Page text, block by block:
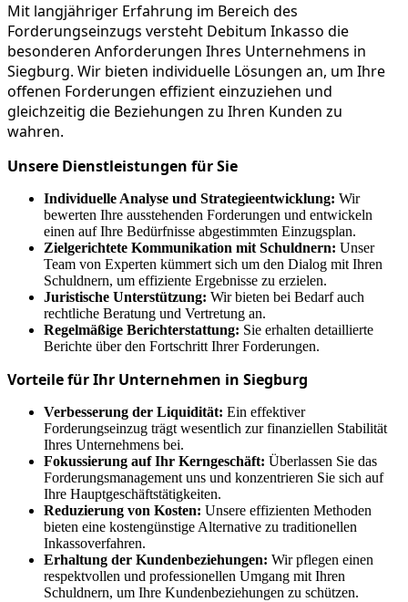
Mit langjähriger Erfahrung im Bereich des
Forderungseinzugs versteht Debitum Inkasso die
besonderen Anforderungen Ihres Unternehmens in
Siegburg. Wir bieten individuelle Lösungen an, um Ihre
offenen Forderungen effizient einzuziehen und
gleichzeitig die Beziehungen zu Ihren Kunden zu
wahren.
Unsere Dienstleistungen für Sie
Individuelle Analyse und Strategieentwicklung: Wir
bewerten Ihre ausstehenden Forderungen und entwickeln
einen auf Ihre Bedürfnisse abgestimmten Einzugsplan.
Zielgerichtete Kommunikation mit Schuldnern: Unser
Team von Experten kümmert sich um den Dialog mit Ihren
Schuldnern, um effiziente Ergebnisse zu erzielen.
Juristische Unterstützung: Wir bieten bei Bedarf auch
rechtliche Beratung und Vertretung an.
Regelmäßige Berichterstattung: Sie erhalten detaillierte
Berichte über den Fortschritt Ihrer Forderungen.
Vorteile für Ihr Unternehmen in Siegburg
Verbesserung der Liquidität: Ein effektiver
Forderungseinzug trägt wesentlich zur finanziellen Stabilität
Ihres Unternehmens bei.
Fokussierung auf Ihr Kerngeschäft: Überlassen Sie das
Forderungsmanagement uns und konzentrieren Sie sich auf
Ihre Hauptgeschäftstätigkeiten.
Reduzierung von Kosten: Unsere effizienten Methoden
bieten eine kostengünstige Alternative zu traditionellen
Inkassoverfahren.
Erhaltung der Kundenbeziehungen: Wir pflegen einen
respektvollen und professionellen Umgang mit Ihren
Schuldnern, um Ihre Kundenbeziehungen zu schützen.